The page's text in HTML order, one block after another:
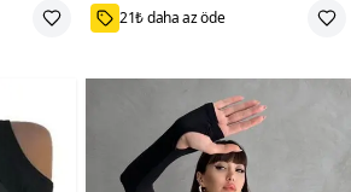
21₺ daha az öde